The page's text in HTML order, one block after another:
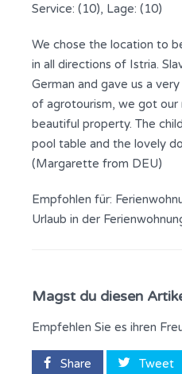
Service: (10), Lage: (10)
We chose the location to
in all directions of Istria.
German and gave us a
of agrotourism, we got
beautiful property. The
pool table and the lovely
(Margarette from DEU)
Empfohlen für:
Urlaub in der
Magst du diesen
Empfehlen Sie es ihren
Share Tweet